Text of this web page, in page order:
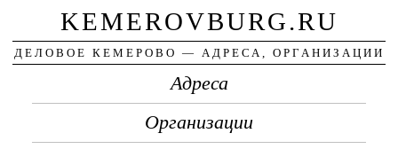
KEMEROVBURG.RU
ДЕЛОВОЕ КЕМЕРОВО — АДРЕСА, ОРГАНИЗАЦИИ
Адреса
Организации